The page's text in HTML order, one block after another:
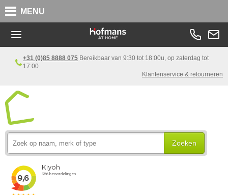
MENU
+31 (0)85 8888 075 Bereikbaar van 9:30 tot 18:00u, op zaterdag tot
17:00
Klantenservice & retourneren
Zoeken